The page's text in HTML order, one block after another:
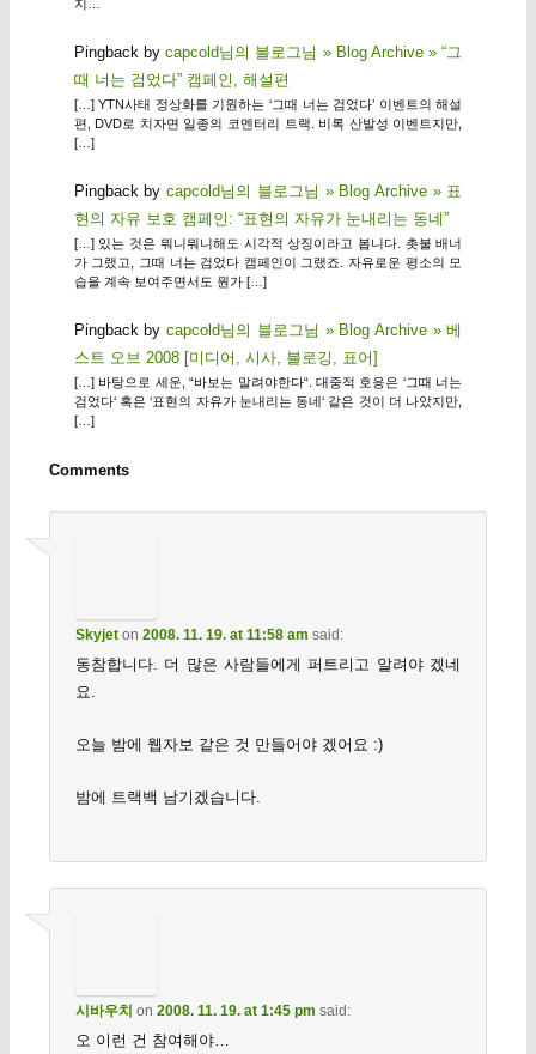
지…
Pingback bycapcold님의 블로그님 » Blog Archive » “그
때 너는 검었다” 캠페인, 해설편
[…] YTN사태 정상화를 기원하는 ‘그때 너는 검었다’ 이벤트의 해설
편, DVD로 치자면 일종의 코멘터리 트랙. 비록 산발성 이벤트지만,
[…]
Pingback bycapcold님의 블로그님 » Blog Archive » 표
현의 자유 보호 캠페인: “표현의 자유가 눈내리는 동네”
[…] 있는 것은 뭐니뭐니해도 시각적 상징이라고 봅니다. 촛불 배너
가 그랬고, 그때 너는 검었다 캠페인이 그랬죠. 자유로운 평소의 모
습을 계속 보여주면서도 뭔가 […]
Pingback bycapcold님의 블로그님 » Blog Archive » 베
스트 오브 2008 [미디어, 시사, 블로깅, 표어]
[…] 바탕으로 세운, “바보는 말려야한다“. 대중적 호응은 ‘그때 너는
검었다‘ 혹은 ‘표현의 자유가 눈내리는 동네‘ 같은 것이 더 나았지만,
[…]
Comments
Skyjeton 2008. 11. 19. at 11:58 am said:
동참합니다. 더 많은 사람들에게 퍼트리고 알려야 겠네
요.
오늘 밤에 웹자보 같은 것 만들어야 겠어요 :)
밤에 트랙백 남기겠습니다.
시바우치 on 2008. 11. 19. at 1:45 pm said:
오 이런 건 참여해야…